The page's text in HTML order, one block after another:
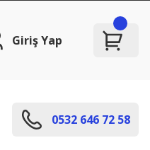
Giriş Yap
0532 646 72 58